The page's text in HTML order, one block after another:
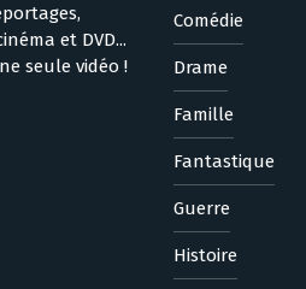
et DVD...
seule vidéo !
Comédie
Drame
Famille
Fantastique
Guerre
Histoire